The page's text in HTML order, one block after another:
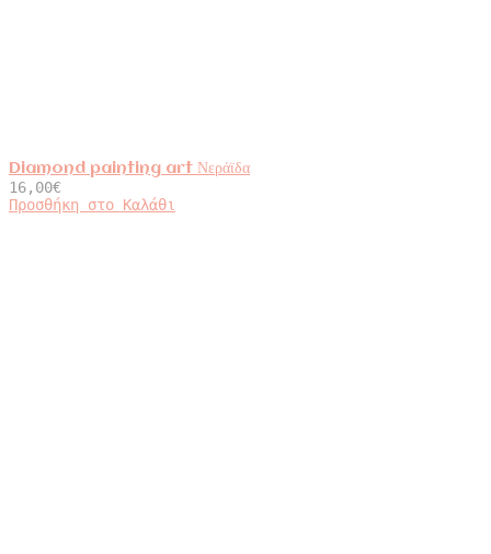
Diamond painting art Νεράϊδα
16,00€
Προσθήκη στο Καλάθι